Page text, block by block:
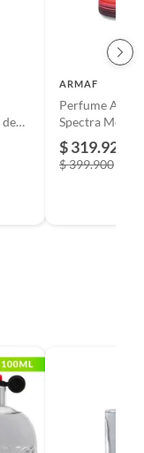
de
ARMAF
Perfume
Spectra Men
$ 319.920
$ 399.900